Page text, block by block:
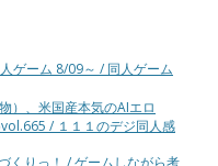
ゲーム 8/09～ / 同人ゲーム
）、米国産本気のAIエロ
/ １１１のデジ同人感
くりっ！ / ゲームしながら考